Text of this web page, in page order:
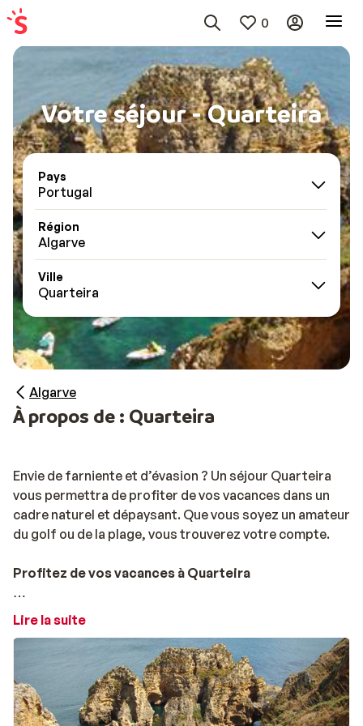
0
Votre séjour - Quarteira
Pays
Portugal
Région
Algarve
Ville
Quarteira
Algarve
À propos de : Quarteira
Envie de farniente et d’évasion ? Un séjour Quarteira
vous permettra de profiter de vos vacances dans un
cadre naturel et dépaysant. Que vous soyez un amateur
du golf ou de la plage, vous trouverez votre compte.
Profitez de vos vacances à Quarteira
Située au sud de la région Algarve, à une vingtaine de
qui accueille des milliers de touristes chaque année.
Cette ville est restée pendant longtemps un simple
village de pêcheurs. C’est à partir de 1999 qu’elle s’est
modernisée à l’image des autres villes côtières du
Lire la suite